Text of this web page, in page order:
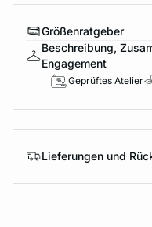
Größenratgeber
Beschreibung,
Engagement
Geprüftes Atelier
Lieferungen und